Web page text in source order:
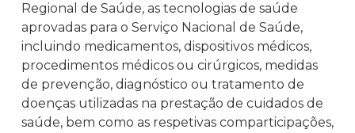
Regional de Saúde, as tecnologias de saúde
aprovadas para o Serviço Nacional de Saúde,
incluindo medicamentos, dispositivos médicos,
procedimentos médicos ou cirúrgicos, medidas
de prevenção, diagnóstico ou tratamento de
doenças utilizadas na prestação de cuidados de
saúde, bem como as respetivas comparticipações,